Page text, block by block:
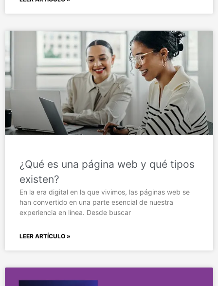
¿Qué es una página web y qué tipos
existen?
En la era digital en la que vivimos, las páginas web se
han convertido en una parte esencial de nuestra
experiencia en línea. Desde buscar
LEER ARTÍCULO »